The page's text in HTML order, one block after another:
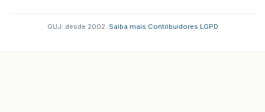
GUJ: desde 2002. Saiba mais Contribuidores LGPD